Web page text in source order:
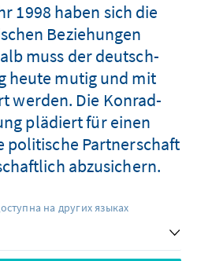
1998 haben sich die
Beziehungen
muss der deutsch-
heute mutig und mit
werden. Die Konrad-
plädiert für einen
politische Partnerschaft
abzusichern.
на других языках